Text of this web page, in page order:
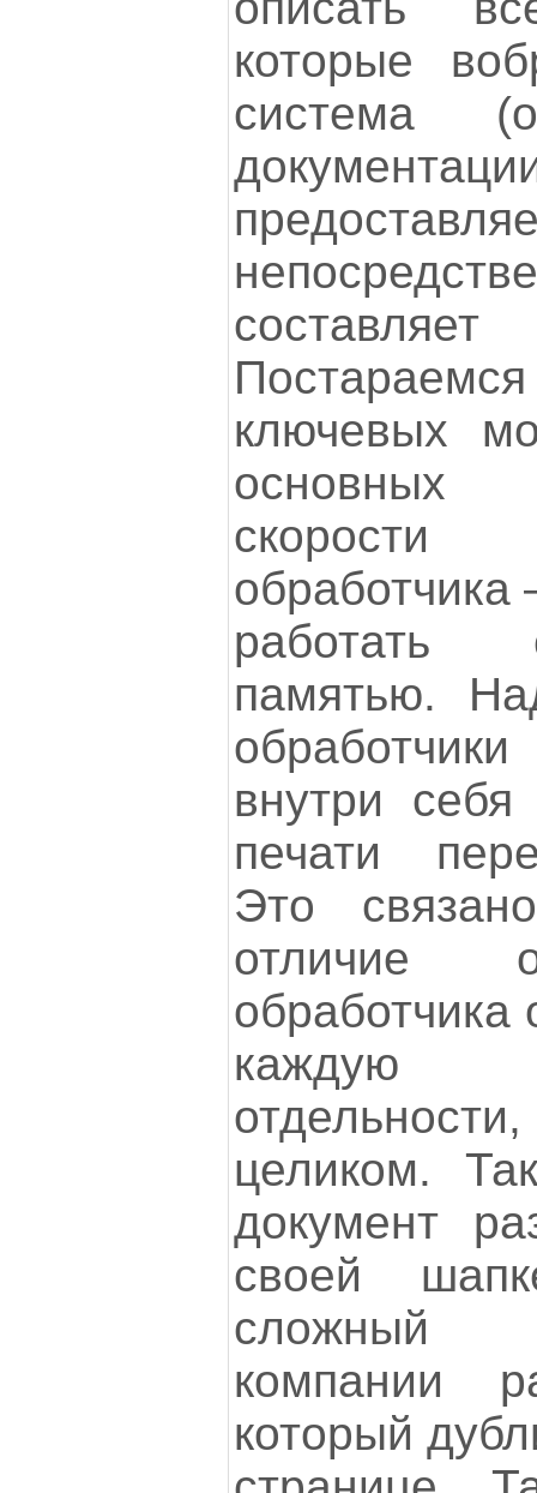
которые
система
ключевых
основных
обработчика
работать
памятью.
внутри
печати
Это
отличие
обработчика
каждую
целиком.
документ
своей
сложный
компании
который